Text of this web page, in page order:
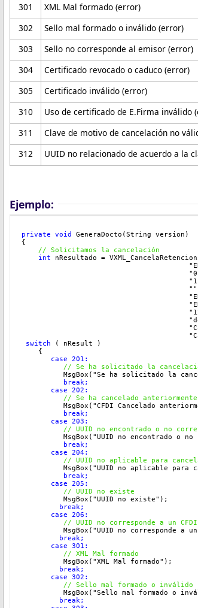
301
XML Mal formado (error)
302
Sello mal formado o inválido (error)
303
Sello no corresponde al emisor (error)
304
Certificado revocado o caduco (error)
305
Certificado inválido (error)
310
Uso de certificado de E.Firma inválido
311
Clave de motivo de cancelación no
312
UUID no relacionado de acuerdo a la
Ejemplo:
private void
GeneraDocto(String version)
{
// Solicitamos la cancelación
int nResultado =
switch ( nResult )
    {
       case 201:
// Se ha solicitado la
MsgBox("Se ha solicitado la
break;
       case 202:
// Se ha cancelado
MsgBox("CFDI Cancelado
break;
       case 203:
          //
UUID no encontrado o no
MsgBox("UUID no encontrado o
          break;
       case 204:
  //
UUID no aplicable para
MsgBox("UUID no aplicable para
         break;
       case 205:
  //
UUID no existe
          MsgBox("UUID no existe"
);
         break;
       case 206:
  //
UUID no corresponde a un
MsgBox("UUID no corresponde a
         break;
       case 301:
  //
XML Mal formado
          MsgBox("XML Mal formado"
);
         break;
       case 302:
  //
Sello mal formado o inválido
MsgBox("Sello mal formado o
         break;